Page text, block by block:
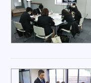
スイッチャー
メモ台付き
テ
ケルヒャー
神社
杭